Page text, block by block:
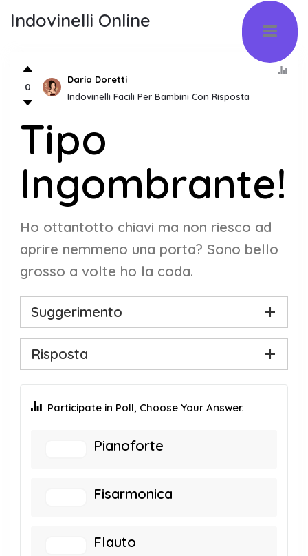
Indovinelli Online
0
Daria Doretti
Indovinelli Facili Per Bambini Con Risposta
Tipo
Ingombrante!
Ho ottantotto chiavi ma non riesco ad
aprire nemmeno una porta? Sono bello
grosso a volte ho la coda.
Suggerimento
Risposta
Participate in Poll, Choose Your Answer.
Pianoforte
Fisarmonica
Flauto